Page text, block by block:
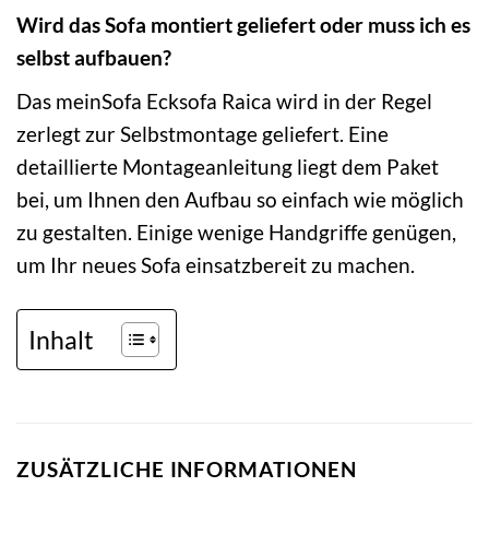
Wird das Sofa montiert geliefert oder muss ich es
selbst aufbauen?
Das meinSofa Ecksofa Raica wird in der Regel
zerlegt zur Selbstmontage geliefert. Eine
detaillierte Montageanleitung liegt dem Paket
bei, um Ihnen den Aufbau so einfach wie möglich
zu gestalten. Einige wenige Handgriffe genügen,
um Ihr neues Sofa einsatzbereit zu machen.
Inhalt
ZUSÄTZLICHE INFORMATIONEN